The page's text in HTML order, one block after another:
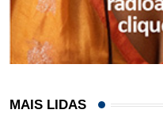
MAIS LIDAS